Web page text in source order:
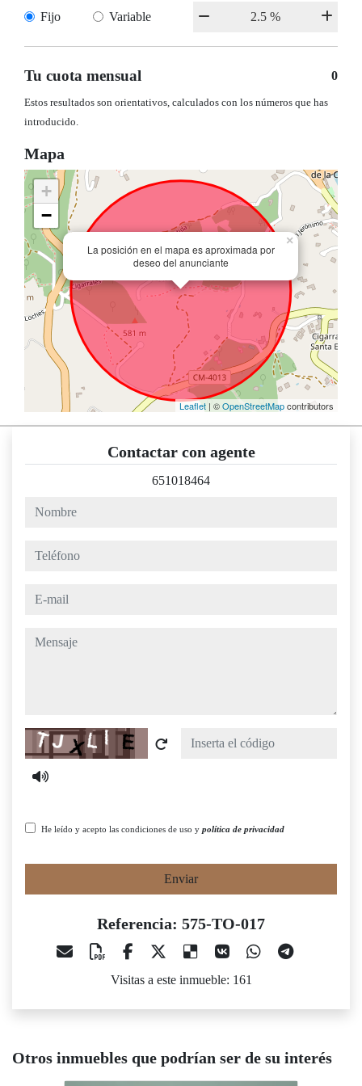
Fijo Variable
Tu cuota mensual 0
Estos resultados son orientativos, calculados con los números que has
introducido.
Mapa
La posición en el mapa es aproximada por
deseo del anunciante
×
+
−
Leaflet | ©OpenStreetMapcontributors
Contactar con agente
651018464
nombre
teléfono
e-mail
mensaje
Captcha
He leído y acepto las condiciones de uso y política de privacidad
Enviar
Referencia: 575-TO-017
Visitas a este inmueble: 161
Otros inmuebles que podrían ser de su interés